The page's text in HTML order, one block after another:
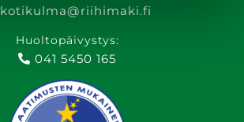
kotikulma@riihimaki.fi
Huoltopäivystys:
041 5450 165